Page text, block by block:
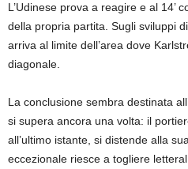
L’Udinese prova a reagire e al 14’
della propria partita. Sugli sviluppi
arriva al limite dell’area dove
diagonale.
La conclusione sembra destinata
si supera ancora una volta: il
all’ultimo istante, si distende alla
eccezionale riesce a togliere